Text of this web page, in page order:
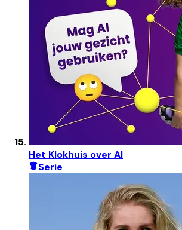
Het Klokhuis over AI
Serie